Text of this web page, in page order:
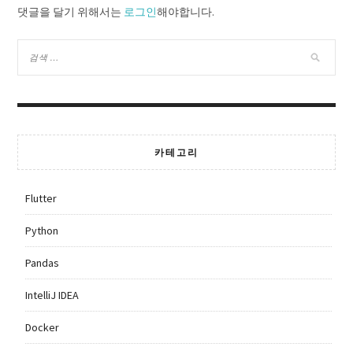
댓글을 달기 위해서는 로그인해야합니다.
카테고리
Flutter
Python
Pandas
IntelliJ IDEA
Docker